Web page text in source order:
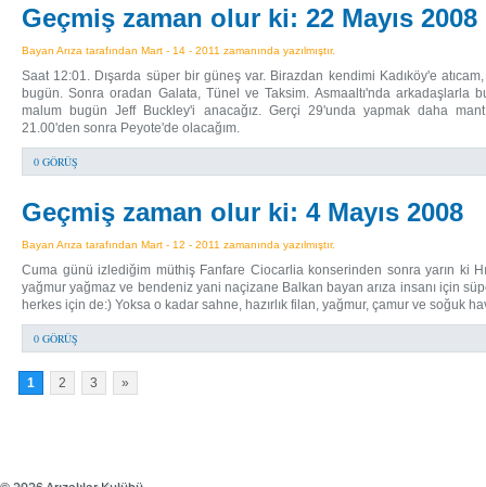
Geçmiş zaman olur ki: 22 Mayıs 2008
Bayan Arıza tarafından Mart - 14 - 2011 zamanında yazılmıştır.
Saat 12:01. Dışarda süper bir güneş var. Birazdan kendimi Kadıköy'e
bugün. Sonra oradan Galata, Tünel ve Taksim. Asmaaltı'nda arkadaşlarla
malum bugün Jeff Buckley'i anacağız. Gerçi 29'unda yapmak daha
21.00'den sonra Peyote'de olacağım.
0 GÖRÜŞ
Geçmiş zaman olur ki: 4 Mayıs 2008
Bayan Arıza tarafından Mart - 12 - 2011 zamanında yazılmıştır.
Cuma günü izlediğim müthiş Fanfare Ciocarlia konserinden sonra yarın ki
yağmur yağmaz ve bendeniz yani naçizane Balkan bayan arıza insanı için
herkes için de:) Yoksa o kadar sahne, hazırlık filan, yağmur, çamur ve soğuk
0 GÖRÜŞ
1 2 3 »